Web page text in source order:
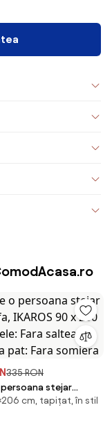
335 RON
persoana stejar
IKAROS 90 x 200 cm
saltea, Somiera
cm, tapițat, în stil